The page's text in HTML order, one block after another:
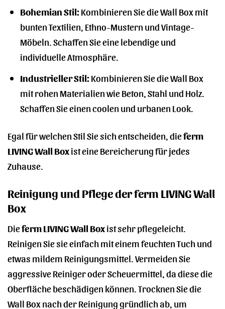
Bohemian Stil:Kombinieren Sie die Wall Box mit
bunten Textilien, Ethno-Mustern und Vintage-
Möbeln. Schaffen Sie eine lebendige und
individuelle Atmosphäre.
Industrieller Stil:Kombinieren Sie die Wall Box
mit rohen Materialien wie Beton, Stahl und Holz.
Schaffen Sie einen coolen und urbanen Look.
Egal für welchen Stil Sie sich entscheiden, dieferm
LIVING Wall Boxist eine Bereicherung für jedes
Zuhause.
Reinigung und Pflege der ferm LIVING Wall
Box
Dieferm LIVING Wall Boxist sehr pflegeleicht.
Reinigen Sie sie einfach mit einem feuchten Tuch und
etwas mildem Reinigungsmittel. Vermeiden Sie
aggressive Reiniger oder Scheuermittel, da diese die
Oberfläche beschädigen können. Trocknen Sie die
Wall Box nach der Reinigung gründlich ab, um